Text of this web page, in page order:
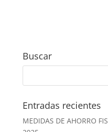
Buscar
Entradas recientes
MEDIDAS DE AHORRO